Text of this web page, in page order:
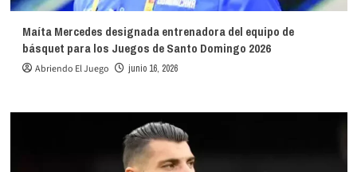
Maíta Mercedes designada entrenadora del equipo de
básquet para los Juegos de Santo Domingo 2026
Abriendo El Juego junio 16, 2026